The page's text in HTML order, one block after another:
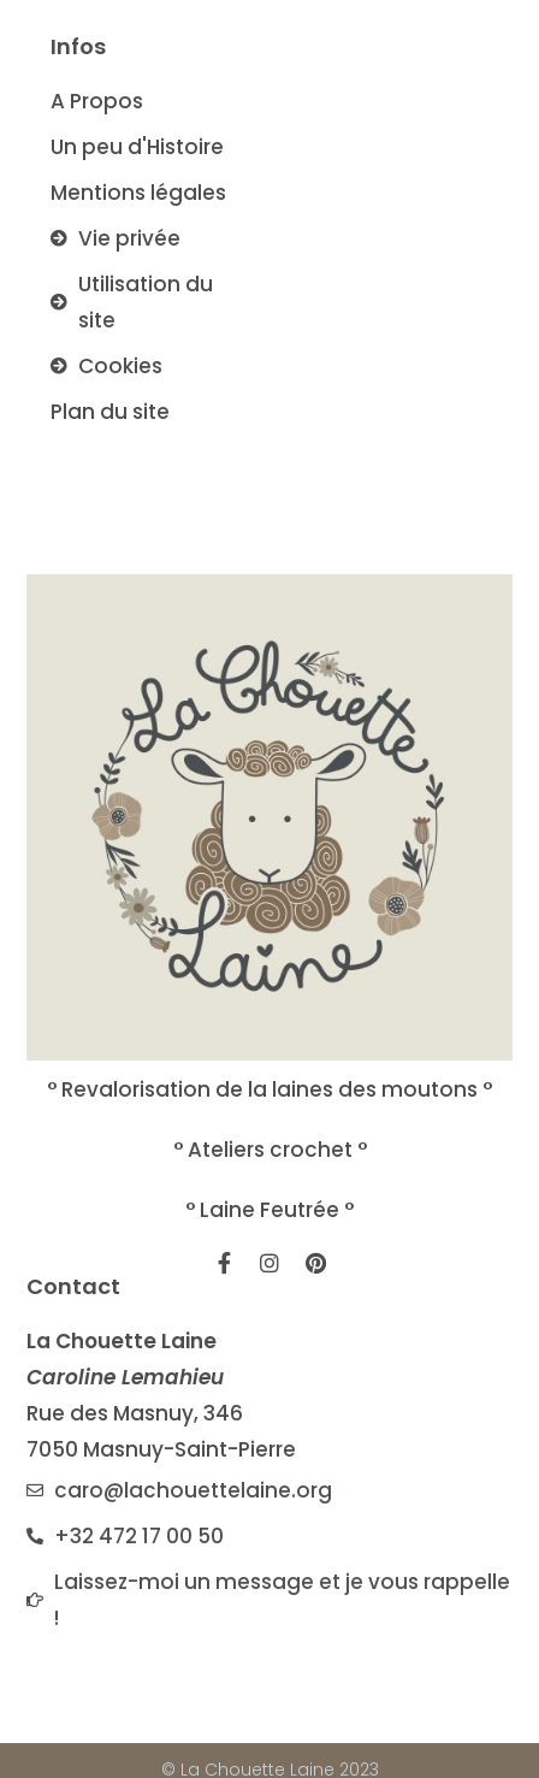
Contact
La Chouette Laine
Caroline Lemahieu
Rue des Masnuy, 346
7050 Masnuy-Saint-Pierre
caro@lachouettelaine.org
+32 472 17 00 50
Laissez-moi un message et je vous rappelle
!
° Revalorisation de la laines des moutons °
° Ateliers crochet °
° Laine Feutrée °
Infos
A Propos
Un peu d'Histoire
Mentions légales
Vie privée
Utilisation du
site
Cookies
Plan du site
© La Chouette Laine 2023